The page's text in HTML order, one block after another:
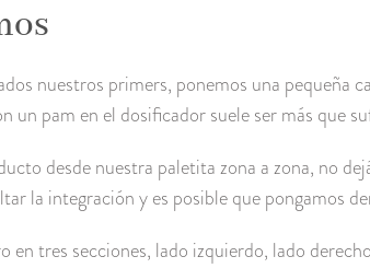
nuestros primers, ponemos una pequeña
un pam en el dosificador suele ser más que
desde nuestra paletita zona a zona, no
la integración y es posible que pongamos
en tres secciones, lado izquierdo, lado